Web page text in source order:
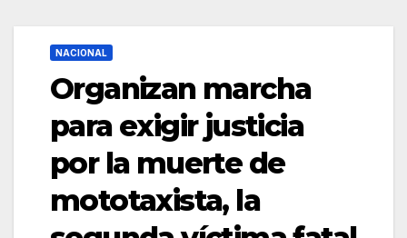
NACIONAL
Organizan marcha
para exigir justicia
por la muerte de
mototaxista, la